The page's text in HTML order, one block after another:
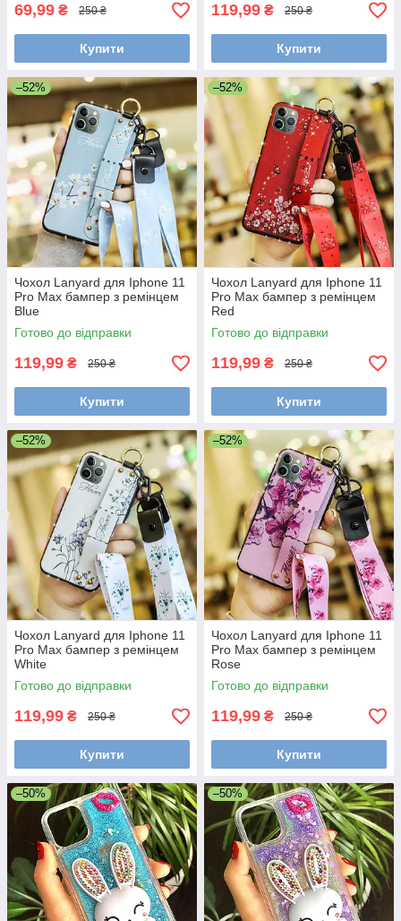
69,99 ₴ 250 ₴
Купити
119,99 ₴ 250 ₴
Купити
–52%
Чохол Lanyard для Iphone 11
Pro Max бампер з ремінцем
Blue
Готово до відправки
119,99 ₴ 250 ₴
Купити
–52%
Чохол Lanyard для Iphone 11
Pro Max бампер з ремінцем
Red
Готово до відправки
119,99 ₴ 250 ₴
Купити
–52%
Чохол Lanyard для Iphone 11
Pro Max бампер з ремінцем
White
Готово до відправки
119,99 ₴ 250 ₴
Купити
–52%
Чохол Lanyard для Iphone 11
Pro Max бампер з ремінцем
Rose
Готово до відправки
119,99 ₴ 250 ₴
Купити
–50% –50%